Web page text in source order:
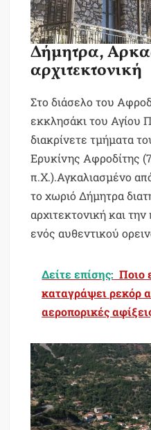
Δήμητρα,
αρχιτεκτονική
Στο διάσελο του
εκκλησάκι του Αγίου
διακρίνετε τμήματα
Ερυκίνης Αφροδίτης
π.Χ.).Αγκαλιασμένο
το χωριό Δήμητρα
αρχιτεκτονική και
ενός αυθεντικού
Δείτε επίσης: Ποιο
καταγράψει ρεκόρ
αεροπορικές